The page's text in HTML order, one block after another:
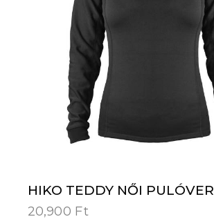
HIKO TEDDY NŐI PULÓVER
20,900 Ft